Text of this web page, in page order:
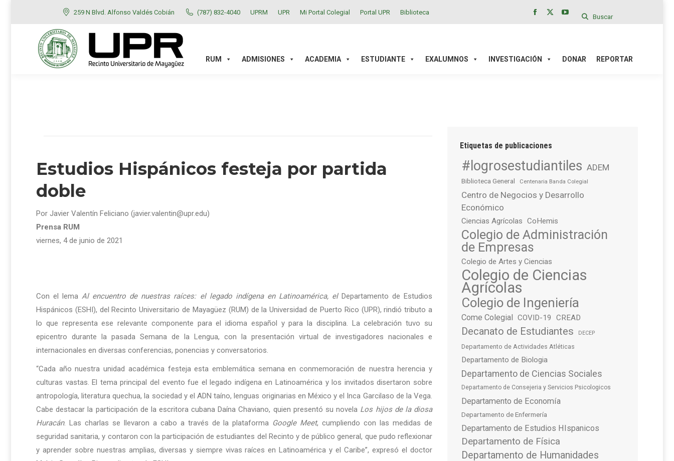
259 N Blvd. Alfonso Valdés Cobián (787) 832-4040 UPRM UPR Mi Portal Colegial Portal UPR Biblioteca
in
in
YouTube
in
Buscar
RUM ADMISIONES ACADEMIA ESTUDIANTE EXALUMNOS INVESTIGACIÓN DONAR REPORTAR
Estudios Hispánicos festeja por partida
doble
Por Javier Valentín Feliciano (javier.valentin@upr.edu)
Prensa RUM
viernes, 4 de junio de 2021
Con el lemaAl encuentro de nuestras raíces: el legado indígena en Latinoamérica, el Departamento de Estudios
Hispánicos (ESHI), del Recinto Universitario de Mayagüez (RUM) de la Universidad de Puerto Rico (UPR), rindió tributo a
lo que representa ese relevante componente para el idioma español y para la disciplina. La celebración tuvo su
epicentro durante la pasada Semana de la Lengua, con la presentación virtual de investigadores nacionales e
internacionales en diversas conferencias, ponencias y conversatorios.
“Cada año nuestra unidad académica festeja esta emblemática semana en conmemoración de nuestra herencia y
culturas vastas. El tema principal del evento fue el legado indígena en Latinoamérica y los invitados disertaron sobre
antropología, literatura quechua, la sociedad y el ADN taíno, lenguas originarias en México y el Inca Garcilaso de la Vega.
Cabe destacar la participación de la escritora cubana Daína Chaviano, quien presentó su novela Los hijos de la diosa
Huracán. Las charlas se llevaron a cabo a través de la plataforma Google Meet, cumpliendo con las medidas de
seguridad sanitaria, y contaron con la participación de estudiantes del Recinto y de público general, que pudo reflexionar
y aprender sobre nuestras amplias, diversas y siempre vivas raíces en Latinoamérica y el Caribe”, expresó el doctor
Etiquetas de publicaciones
#logrosestudiantiles ADEM
Biblioteca General Centenaria Banda Colegial
Centro de Negocios y Desarrollo
Económico
Ciencias Agrícolas CoHemis
Colegio de Administración
de Empresas
Colegio de Artes y Ciencias
Colegio de Ciencias
Agrícolas
Colegio de Ingeniería
Come Colegial COVID-19 CREAD
Decanato de Estudiantes DECEP
Departamento de Actividades Atléticas
Departamento de Biologia
Departamento de Ciencias Sociales
Departamento de Consejeria y Servicios Psicologicos
Departamento de Economía
Departamento de Enfermería
Departamento de Estudios HIspanicos
Departamento de Física
Departamento de Humanidades
RUM ADMISIONES